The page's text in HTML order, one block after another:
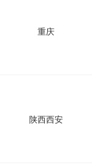
重庆
陕西西安